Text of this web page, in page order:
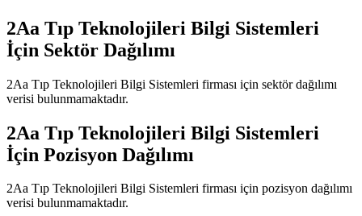
2Aa Tıp Teknolojileri Bilgi Sistemleri
İçin Sektör Dağılımı
2Aa Tıp Teknolojileri Bilgi Sistemleri firması için sektör dağılımı
verisi bulunmamaktadır.
2Aa Tıp Teknolojileri Bilgi Sistemleri
İçin Pozisyon Dağılımı
2Aa Tıp Teknolojileri Bilgi Sistemleri firması için pozisyon dağılımı
verisi bulunmamaktadır.